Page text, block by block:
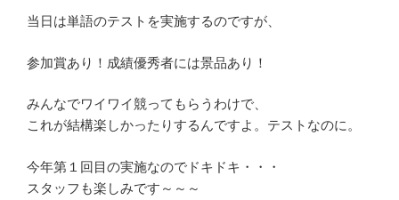
当日は単語のテストを実施するのですが、
参加賞あり！成績優秀者には景品あり！
みんなでワイワイ競ってもらうわけで、
これが結構楽しかったりするんですよ。テストなのに。
今年第１回目の実施なのでドキドキ・・・
スタッフも楽しみです～～～